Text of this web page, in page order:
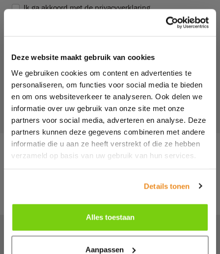
Deze website maakt gebruik van cookies
We gebruiken cookies om content en advertenties te
personaliseren, om functies voor social media te bieden
en om ons websiteverkeer te analyseren. Ook delen we
informatie over uw gebruik van onze site met onze
partners voor social media, adverteren en analyse. Deze
partners kunnen deze gegevens combineren met andere
informatie die u aan ze heeft verstrekt of die ze hebben
verzameld op basis van uw gebruik van hun services.
Details tonen
Alles toestaan
Aanpassen
Ik ga akkoord met deprivacyverklaring
Algemene voorwaardenvan toepassing.
Of volg ons op social media
Je vindt ons hier